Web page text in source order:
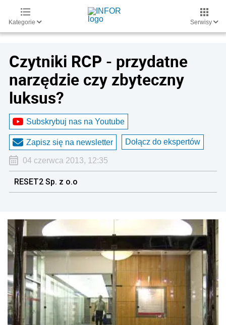
Kategorie Serwisy
Czytniki RCP - przydatne
narzędzie czy zbyteczny
luksus?
Subskrybuj nas na Youtube
Zapisz się na newsletter Dołącz do ekspertów
04 czerwca 2013, 12:35
RESET2 Sp. z o.o